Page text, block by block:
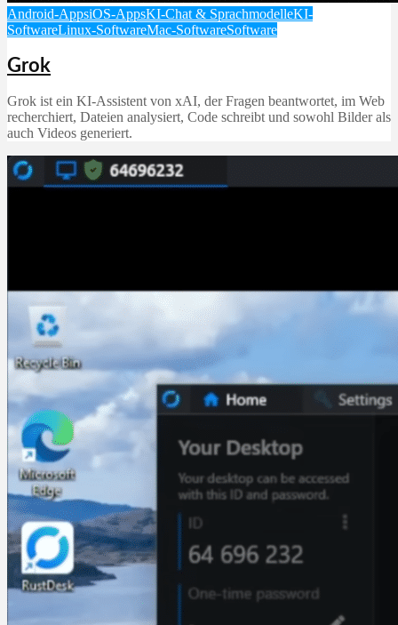
Android-AppsiOS-AppsKI-Chat & SprachmodelleKI-
SoftwareLinux-SoftwareMac-SoftwareSoftware
Grok
Grok ist ein KI‑Assistent von xAI, der Fragen beantwortet, im Web
recherchiert, Dateien analysiert, Code schreibt und sowohl Bilder als
auch Videos generiert.